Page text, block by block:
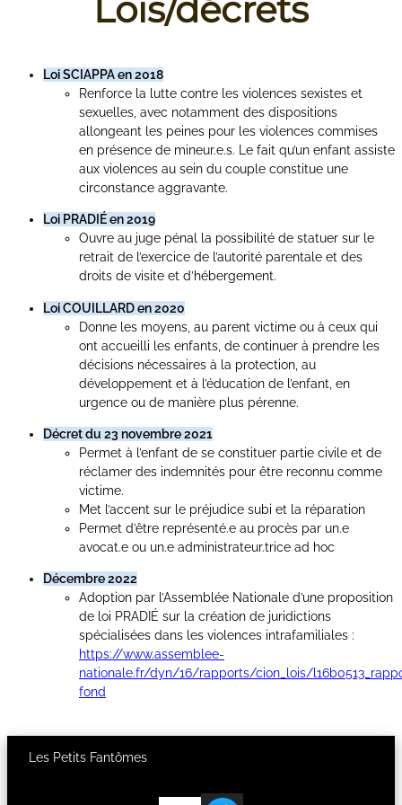
Lois/décrets
Loi SCIAPPA en 2018
Renforce la lutte contre les violences sexistes et
sexuelles, avec notamment des dispositions
allongeant les peines pour les violences commises
en présence de mineur.e.s. Le fait qu’un enfant assiste
aux violences au sein du couple constitue une
circonstance aggravante.
Loi PRADIÉ en 2019
Ouvre au juge pénal la possibilité de statuer sur le
retrait de l’exercice de l’autorité parentale et des
droits de visite et d’hébergement.
Loi COUILLARD en 2020
Donne les moyens, au parent victime ou à ceux qui
ont accueilli les enfants, de continuer à prendre les
décisions nécessaires à la protection, au
développement et à l’éducation de l’enfant, en
urgence ou de manière plus pérenne.
Décret du 23 novembre 2021
Permet à l’enfant de se constituer partie civile et de
réclamer des indemnités pour être reconnu comme
victime.
Met l’accent sur le préjudice subi et la réparation
Permet d’être représenté.e au procès par un.e
avocat.e ou un.e administrateur.trice ad hoc
Décembre 2022
Adoption par l’Assemblée Nationale d’une proposition
de loi PRADIÉ sur la création de juridictions
spécialisées dans les violences intrafamiliales :
https://www.assemblee-
nationale.fr/dyn/16/rapports/cion_lois/
fond
Les Petits Fantômes